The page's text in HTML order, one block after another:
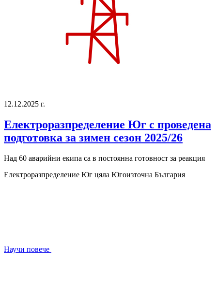
12.12.2025 г.
Електроразпределение Юг с проведена
подготовка за зимен сезон 2025/26
Над 60 аварийни екипа са в постоянна готовност за реакция
Електроразпределение Юг цяла Югоизточна България
Научи повече